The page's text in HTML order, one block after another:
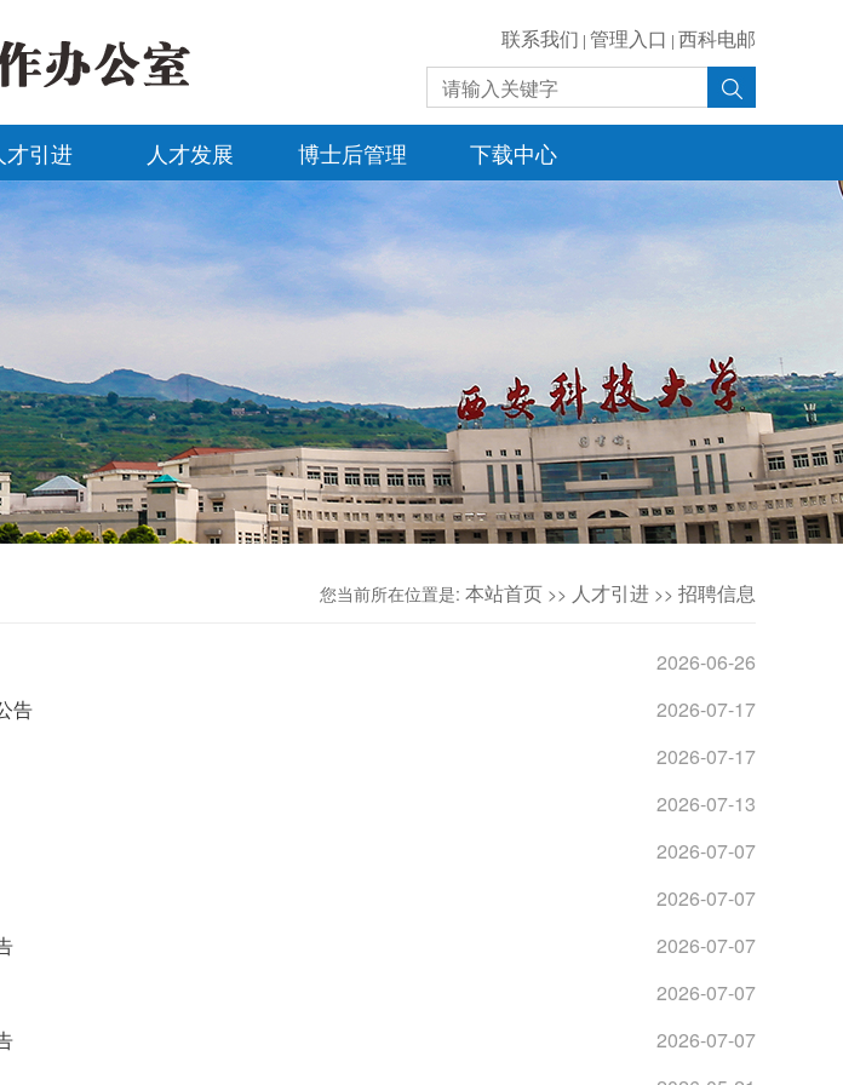
联系我们 | 管理入口 | 西科电邮
才引进 人才发展 博士后管理 下载中心
您当前所在位置是: 本站首页 >> 人才引进 >> 招聘信息
2026-06-26
告
2026-07-17
2026-07-17
2026-07-13
2026-07-07
2026-07-07
2026-07-07
2026-07-07
2026-07-07